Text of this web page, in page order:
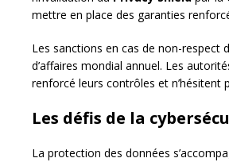
mettre en place des garanties
Les sanctions en cas de non-respect
d’affaires mondial annuel. Les
renforcé leurs contrôles et n’hésitent
Les défis de la
La protection des données